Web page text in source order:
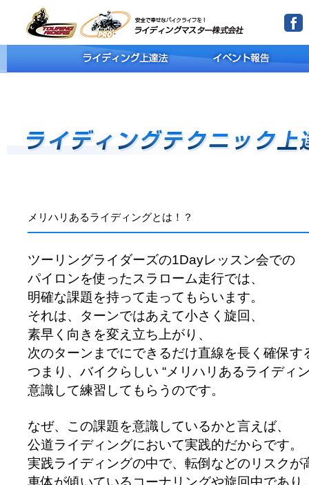
メリハリあるライディングとは！？
ツーリングライダーズの1Dayレッスン会での
パイロンを使ったスラローム走行では、
明確な課題を持って走ってもらいます。
それは、ターンではあえて小さく旋回、
素早く向きを変え立ち上がり、
次のターンまでにできるだけ直線を長く確保す
つまり、バイクらしい “メリハリあるライディ
意識して練習してもらうのです。
なぜ、この課題を意識しているかと言えば、
公道ライディングにおいて実践的だからです。
実践ライディングの中で、転倒などのリスクが
車体が傾いているコーナリングや旋回中であり